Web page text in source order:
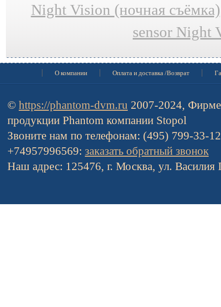
Night Vision (ночная съёмка)
sensor Night
О компании Оплата и доставка /Возврат
© https://phantom-dvm.ru 2007-2024,
продукции Phantom компании Stopol
Звоните нам по телефонам: (495) 799-33-
+74957996569: заказать обратный звонок
Наш адрес: 125476, г. Москва, ул. Василия